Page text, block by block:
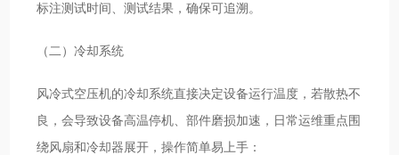
标注测试时间、测试结果，确保可追溯。
（二）冷却系统
风冷式空压机的冷却系统直接决定设备运行温度，若散热不
良，会导致设备高温停机、部件磨损加速，日常运维重点围
绕风扇和冷却器展开，操作简单易上手：